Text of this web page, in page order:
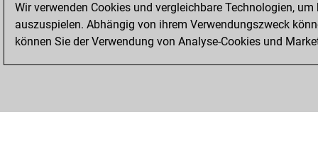
Wir verwenden Cookies und vergleichbare Technologien,
auszuspielen. Abhängig von ihrem Verwendungszweck
können Sie der Verwendung von Analyse-Cookies und